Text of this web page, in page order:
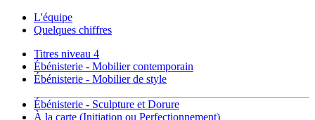
L'équipe
Quelques chiffres
Titres niveau 4
Ébénisterie - Mobilier contemporain
Ébénisterie - Mobilier de style
Ébénisterie - Sculpture et Dorure
À la carte (Initiation ou Perfectionnement)